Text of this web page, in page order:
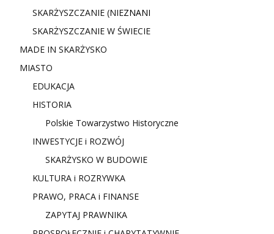
SKARŻYSZCZANIE (NIEZNANI
SKARŻYSZCZANIE W ŚWIECIE
MADE IN SKARŻYSKO
MIASTO
EDUKACJA
HISTORIA
Polskie Towarzystwo Historyczne
INWESTYCJE i ROZWÓJ
SKARŻYSKO W BUDOWIE
KULTURA i ROZRYWKA
PRAWO, PRACA i FINANSE
ZAPYTAJ PRAWNIKA